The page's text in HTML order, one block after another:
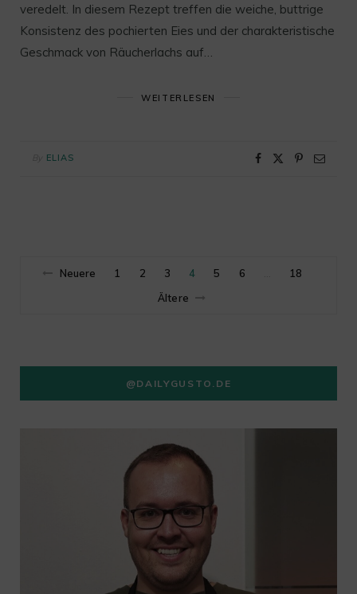
veredelt. In diesem Rezept treffen die weiche, buttrige
Konsistenz des pochierten Eies und der charakteristische
Geschmack von Räucherlachs auf…
WEITERLESEN
ELIAS
Neuere 1 2 3 4 5 6
18
Ältere
@DAILYGUSTO.DE